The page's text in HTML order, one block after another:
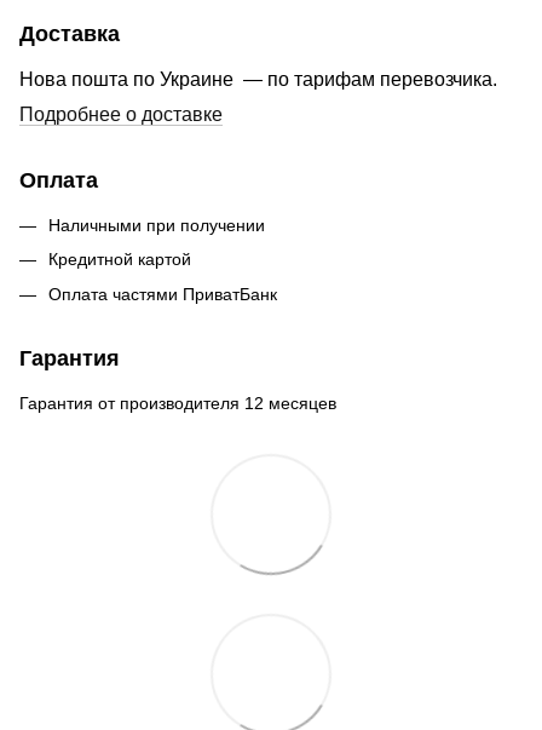
Доставка
Нова пошта по Украине — по тарифам перевозчика.
Подробнее о доставке
Оплата
Наличными при получении
Кредитной картой
Оплата частями ПриватБанк
Гарантия
Гарантия от производителя 12 месяцев